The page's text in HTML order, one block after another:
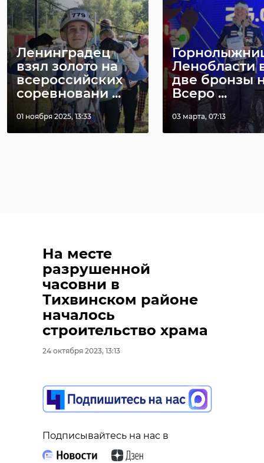
Ленинградец
взял золото на
всероссийских
соревновани ...
01 ноября 2025, 13:33
Ленобласти
две бронзы
Всеро ...
03 марта, 07:13
На месте
разрушенной
часовни в
Тихвинском районе
началось
строительство храма
24 октября 2023, 13:13
Подписывайтесь на нас в